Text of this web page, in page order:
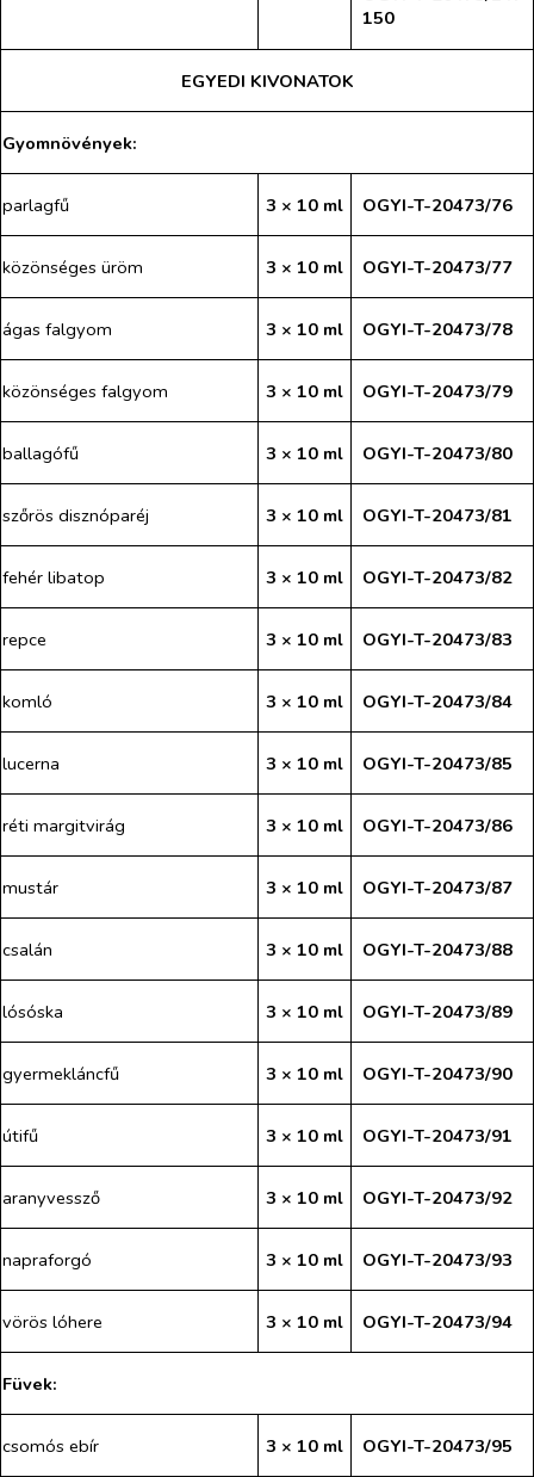
150
EGYEDI KIVONATOK
Gyomnövények:
parlagfű 3 × 10 ml OGYI-T-20473/76
közönséges üröm 3 × 10 ml OGYI-T-20473/77
ágas falgyom 3 × 10 ml OGYI-T-20473/78
közönséges falgyom 3 × 10 ml OGYI-T-20473/79
ballagófű 3 × 10 ml OGYI-T-20473/80
szőrös disznóparéj 3 × 10 ml OGYI-T-20473/81
fehér libatop 3 × 10 ml OGYI-T-20473/82
repce 3 × 10 ml OGYI-T-20473/83
komló 3 × 10 ml OGYI-T-20473/84
lucerna 3 × 10 ml OGYI-T-20473/85
réti margitvirág 3 × 10 ml OGYI-T-20473/86
mustár 3 × 10 ml OGYI-T-20473/87
csalán 3 × 10 ml OGYI-T-20473/88
lósóska 3 × 10 ml OGYI-T-20473/89
gyermekláncfű 3 × 10 ml OGYI-T-20473/90
útifű 3 × 10 ml OGYI-T-20473/91
aranyvessző 3 × 10 ml OGYI-T-20473/92
napraforgó 3 × 10 ml OGYI-T-20473/93
vörös lóhere 3 × 10 ml OGYI-T-20473/94
Füvek:
csomós ebír 3 × 10 ml OGYI-T-20473/95